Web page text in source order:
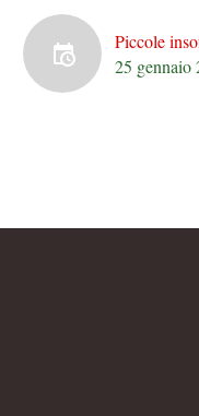
Piccole
25 gennaio